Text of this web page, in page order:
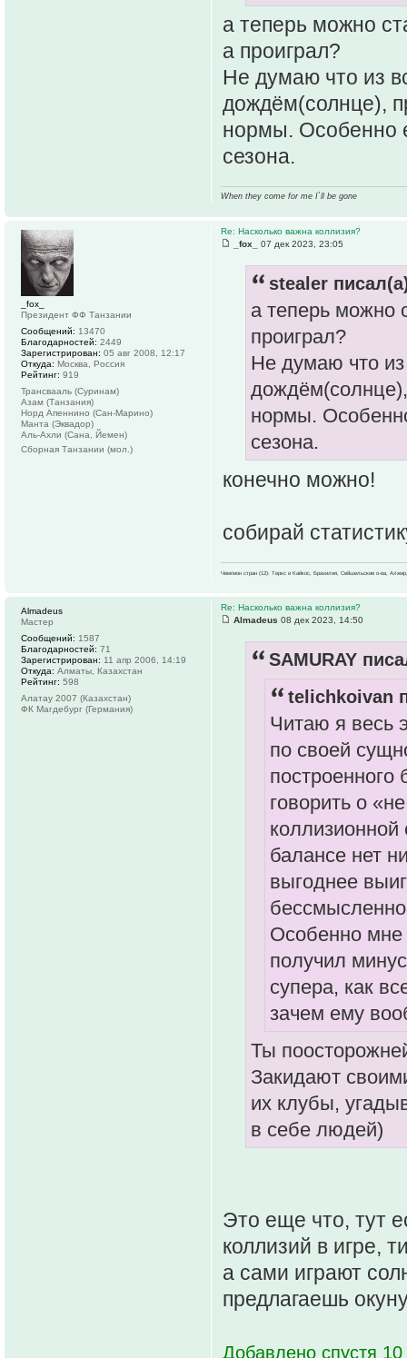
а теперь можно
а проиграл?
Не думаю что из
дождём(солнце),
нормы. Особенно
сезона.
When they come for me I`ll be gone
Re: Насколько важна коллизия?
_fox_
07 дек 2023, 23:05
stealer
а теперь можно
проиграл?
Не думаю что из
нормы.
сезона.
конечно можно!
собирай
Чемпион стран (12): Теркс и Кайкос, Бразилия, Сейшельские о-ва,
_fox_
Президент ФФ Танзании
Сообщений: 13470
Благодарностей: 2449
Зарегистрирован: 05 авг 2008, 12:17
Откуда: Москва, Россия
Рейтинг: 919
Трансвааль (Суринам)
Азам (Танзания)
Норд Апеннино (Сан-Марино)
Манта (Эквадор)
Аль-Ахли (Сана, Йемен)
Сборная Танзании (мол.)
Re: Насколько важна коллизия?
Almadeus 08 дек 2023, 14:50
SAMURAY
telichkoivan
Читаю я весь
по своей
построенного
говорить о
коллизионной
балансе нет
выгоднее
Особенно мне
получил
супера, как
зачем ему
Ты
Закидают
их клубы,
в себе людей)
Это еще что, тут
коллизий в игре,
а сами играют
предлагаешь
Добавлено спустя
Almadeus
Мастер
Сообщений: 1587
Благодарностей: 71
Зарегистрирован: 11 апр 2006, 14:19
Откуда: Алматы, Казахстан
Рейтинг: 598
Алатау 2007 (Казахстан)
ФК Магдебург (Германия)